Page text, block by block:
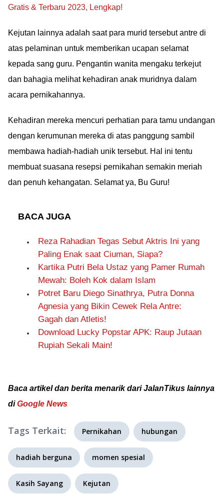
Gratis & Terbaru 2023, Lengkap!
Kejutan lainnya adalah saat para murid tersebut antre di
atas pelaminan untuk memberikan ucapan selamat
kepada sang guru. Pengantin wanita mengaku terkejut
dan bahagia melihat kehadiran anak muridnya dalam
acara pernikahannya.
Kehadiran mereka mencuri perhatian para tamu undangan
dengan kerumunan mereka di atas panggung sambil
membawa hadiah-hadiah unik tersebut. Hal ini tentu
membuat suasana resepsi pernikahan semakin meriah
dan penuh kehangatan. Selamat ya, Bu Guru!
BACA JUGA
Reza Rahadian Tegas Sebut Aktris Ini yang
Paling Enak saat Ciuman, Siapa?
Kartika Putri Bela Ustaz yang Pamer Rumah
Mewah: Boleh Kok dalam Islam
Potret Baru Diego Sinathrya, Putra Donna
Agnesia yang Bikin Cewek Rela Antre:
Gagah dan Atletis!
Download Lucky Popstar APK: Raup Jutaan
Rupiah Sekali Main!
Baca artikel dan berita menarik dari JalanTikus lainnya
diGoogle News
Tags Terkait: Pernikahan hubungan
hadiah berguna momen spesial
Kasih Sayang Kejutan